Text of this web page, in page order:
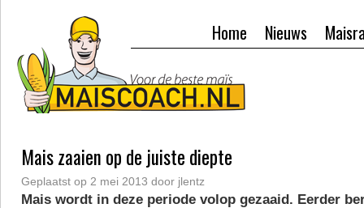
Nieuws
Home
Mais zaaien op de juiste diepte
Geplaatst op 2 mei 2013 door jlentz
Mais wordt in deze periode volop gezaaid. Eerder